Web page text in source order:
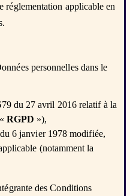
réglementation applicable en
personnelles dans le
du 27 avril 2016 relatif à la
RGPD »),
6 janvier 1978 modifiée,
(notamment la
des Conditions